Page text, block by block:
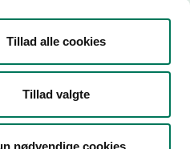
Tillad alle cookies
Tillad valgte
nødvendige cookies